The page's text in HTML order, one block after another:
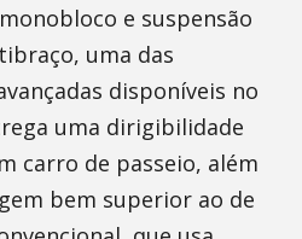
e suspensão
uma das
disponíveis no
uma dirigibilidade
carro de passeio, além
bem superior ao de